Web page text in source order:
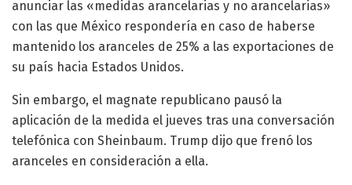
anunciar las «medidas arancelarias y no arancelarias»
con las que México respondería en caso de haberse
mantenido los aranceles de 25% a las exportaciones de
su país hacia Estados Unidos.
Sin embargo, el magnate republicano pausó la
aplicación de la medida el jueves tras una conversación
telefónica con Sheinbaum. Trump dijo que frenó los
aranceles en consideración a ella.